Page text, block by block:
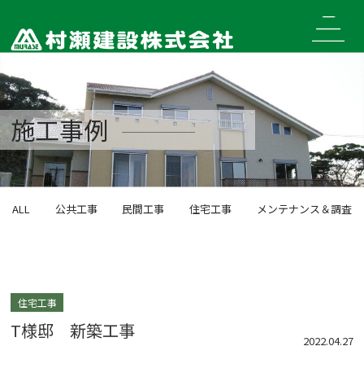
content
施工事例
ALL 公共工事 民間工事 住宅工事 メンテナンス＆調査
住宅工事
T様邸 新築工事 2022.04.27